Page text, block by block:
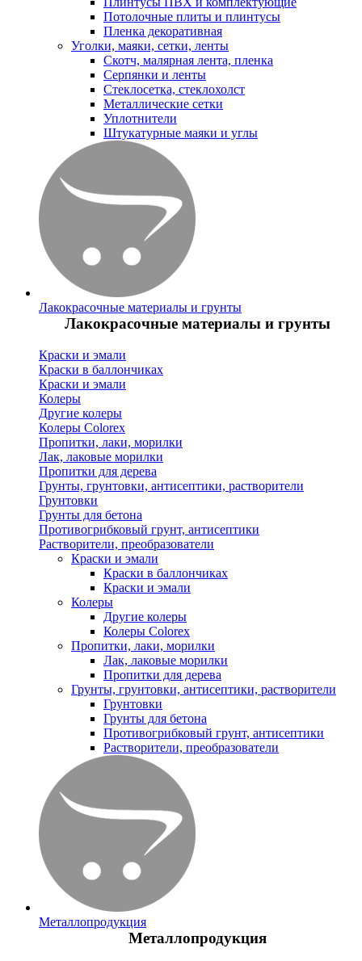
Потолочные плиты и плинтусы
Пленка декоративная
Уголки, маяки, сетки, ленты
Скотч, малярная лента, пленка
Серпянки и ленты
Стеклосетка, стеклохолст
Металлические сетки
Уплотнители
Штукатурные маяки и углы
Лакокрасочные материалы и грунты
Лакокрасочные материалы и грунты
Краски и эмали
Краски в баллончиках
Краски и эмали
Колеры
Другие колеры
Колеры Colorex
Пропитки, лаки, морилки
Лак, лаковые морилки
Пропитки для дерева
Грунты, грунтовки, антисептики, растворители
Грунтовки
Грунты для бетона
Противогрибковый грунт, антисептики
Растворители, преобразователи
Краски и эмали
Краски в баллончиках
Краски и эмали
Колеры
Другие колеры
Колеры Colorex
Пропитки, лаки, морилки
Лак, лаковые морилки
Пропитки для дерева
Грунты, грунтовки, антисептики, растворители
Грунтовки
Грунты для бетона
Противогрибковый грунт, антисептики
Растворители, преобразователи
Металлопродукция
Металлопродукция